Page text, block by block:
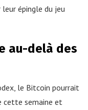
épingle du jeu
au-delà des
le Bitcoin pourrait
cette semaine et